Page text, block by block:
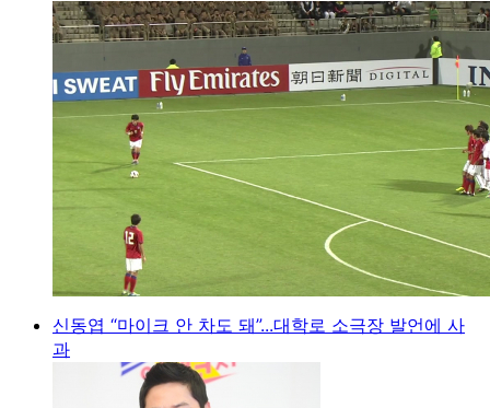
신동엽 “마이크 안 차도 돼”...대학로 소극장 발언에 사
과